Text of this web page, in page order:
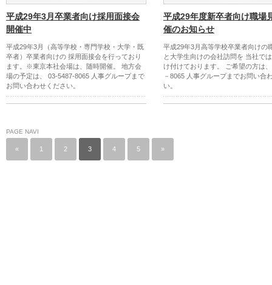
平成29年3月卒業者向け採用面接会
開催中
平成29年3月（高等学校・専門学校・大学・既
卒者）卒業者向けの 採用面接会を行っており
ます。※東京本社会場は、随時開催。 地方会
場の予定は、 03-5487-8065 人事グループまで
お問い合わせください。
平成29年度新卒者向け職場
催のお知らせ
平成29年3月高等学校卒業者向けの
と大学生向けの会社訪問を 当社で
け付けております。 ご希望の方は
－8065 人事グループまでお問い合
い。
PAGE NAVI
« 1 2 3 4 5 »